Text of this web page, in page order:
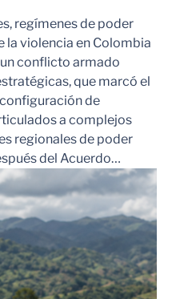
regímenes de poder
violencia en Colombia
conflicto armado
que marcó el
de
a complejos
regionales de poder
del Acuerdo…